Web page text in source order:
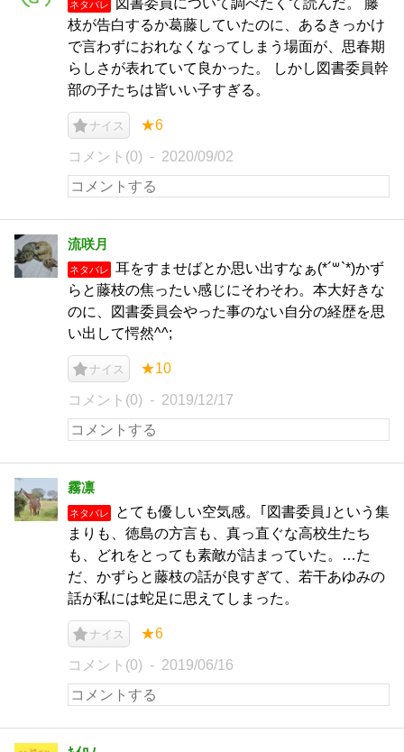
ネタバレ
図書委員について調べたくて読んだ。 藤
枝が告白するか葛藤していたのに、あるきっかけ
で言わずにおれなくなってしまう場面が、思春期
らしさが表れていて良かった。 しかし図書委員幹
部の子たちは皆いい子すぎる。
ナイス ★6
コメント(0) 2020/09/02
流咲月
ネタバレ
耳をすませばとか思い出すなぁ(*´꒳`*)かず
らと藤枝の焦ったい感じにそわそわ。本大好きな
のに、図書委員会やった事のない自分の経歴を思
い出して愕然^^;
ナイス ★10
コメント(0) 2019/12/17
霧凛
ネタバレ
とても優しい空気感。｢図書委員｣という集
まりも、徳島の方言も、真っ直ぐな高校生たち
も、どれをとっても素敵が詰まっていた。…た
だ、かずらと藤枝の話が良すぎて、若干あゆみの
話が私には蛇足に思えてしまった。
ナイス ★6
コメント(0) 2019/06/16